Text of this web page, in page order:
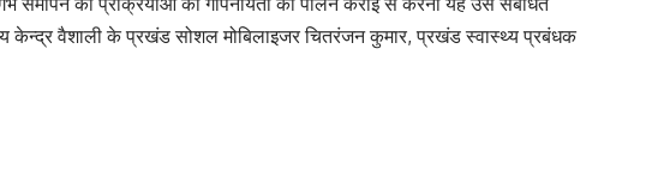
केन्द्र वैशाली के प्रखंड सोशल मोबिलाइजर चितरंजन कुमार, प्रखंड स्वास्थ्य प्रबंधक